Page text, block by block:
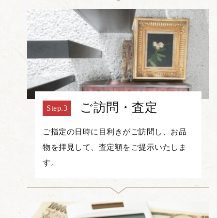
ご訪問・査定
ご指定の日時に目利きがご訪問し、お品
物を拝見して、査定額をご提示いたしま
す。